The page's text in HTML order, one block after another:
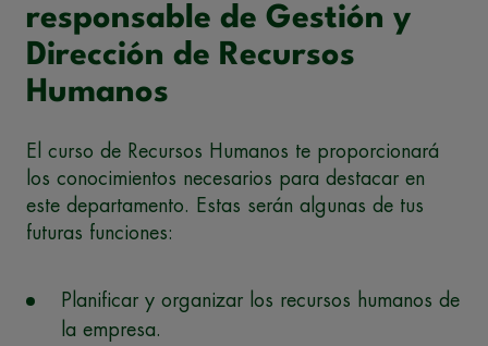
responsable de Gestión y
Dirección de Recursos
Humanos
El curso de Recursos Humanos te proporcionará
los conocimientos necesarios para destacar en
este departamento. Estas serán algunas de tus
futuras funciones:
Planificar y organizar los recursos humanos de
la empresa.